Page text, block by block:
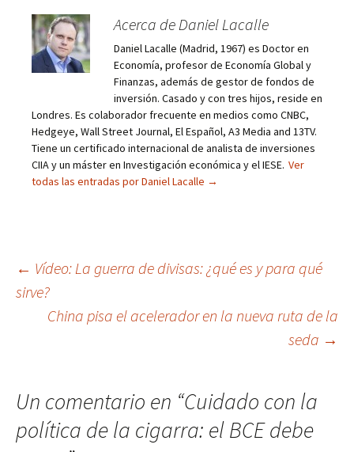
Acerca de Daniel Lacalle
Daniel Lacalle (Madrid, 1967) es Doctor en
Economía, profesor de Economía Global y
Finanzas, además de gestor de fondos de
inversión. Casado y con tres hijos, reside en
Londres. Es colaborador frecuente en medios como CNBC,
Hedgeye, Wall Street Journal, El Español, A3 Media and 13TV.
Tiene un certificado internacional de analista de inversiones
CIIA y un máster en Investigación económica y el IESE. Ver
todas las entradas por Daniel Lacalle →
Navegación
de
entradas
← Vídeo: La guerra de divisas: ¿qué es y para qué
sirve?
China pisa el acelerador en la nueva ruta de la
seda →
Un comentario en “Cuidado con la
política de la cigarra: el BCE debe